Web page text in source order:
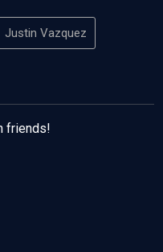
Justin Vazquez
friends!